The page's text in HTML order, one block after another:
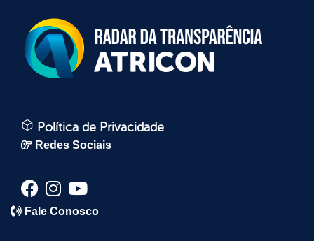
Política de Privacidade
Redes Sociais
Fale Conosco